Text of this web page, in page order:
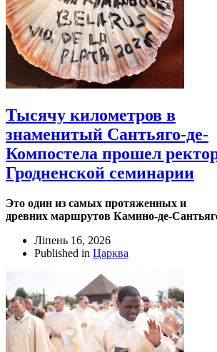
Тысячу километров в
знаменитый Сантьяго-де-
Компостела прошел
Гродненской семинарии
Это один из самых протяженных и
древних маршрутов Камино-де-
Ліпень 16, 2026
Published in Царква